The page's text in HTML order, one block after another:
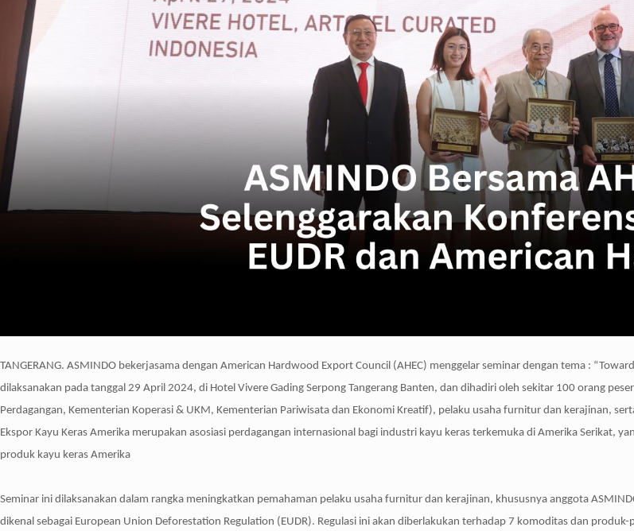
TANGERANG. ASMINDO bekerjasama dengan American Hardwood Export Council (AHEC) menggelar seminar dengan tema :
dilaksanakan pada tanggal 29 April 2024, di Hotel Vivere Gading Serpong Tangerang Banten, dan dihadiri oleh sekitar 100 orang
Perdagangan, Kementerian Koperasi & UKM, Kementerian Pariwisata dan Ekonomi Kreatif), pelaku usaha furnitur dan kerajinan,
Ekspor Kayu Keras Amerika merupakan asosiasi perdagangan internasional bagi industri kayu keras terkemuka di Amerika Serikat,
produk kayu keras Amerika
Seminar ini dilaksanakan dalam rangka meningkatkan pemahaman pelaku usaha furnitur dan kerajinan, khususnya anggota
dikenal sebagai European Union Deforestation Regulation (EUDR). Regulasi ini akan diberlakukan terhadap 7 komoditas dan